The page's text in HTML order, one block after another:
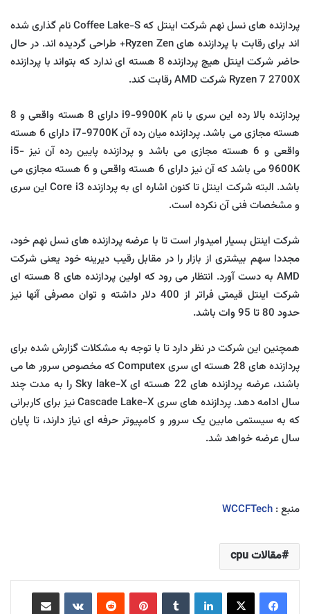
پردازنده های نسل نهم شرکت اینتل که Coffee Lake-S نام گذاری شده
اند برای رقابت با پردازنده های Ryzen Zen+ طراحی گردیده اند. در حال
حاضر شرکت اینتل هیچ پردازنده 8 هسته ای ندارد که بتواند با پردازنده
Ryzen 7 2700X شرکت AMD رقابت کند.
پردازنده بالا رده این سری با نام i9-9900K دارای 8 هسته واقعی و 8
هسته مجازی می باشد. پردازنده میان رده آن i7-9700K دارای 6 هسته
واقعی و 6 هسته مجازی می باشد و پردازنده پایین رده آن نیز i5-
9600K می باشد که آن نیز دارای 6 هسته واقعی و 6 هسته مجازی می
باشد. البته شرکت اینتل تا کنون اشاره ای به پردازنده Core i3 این سری
و مشخصات فنی آن نکرده است.
شرکت اینتل بسیار امیدوار است تا با عرضه پردازنده های نسل نهم خود،
مجددا سهم بیشتری از بازار را در مقابل رقیب دیرینه خود یعنی شرکت
AMD به دست آورد. انتظار می رود که اولین پردازنده های 8 هسته ای
شرکت اینتل قیمتی فراتر از 400 دلار داشته و توان مصرفی آنها نیز
حدود 80 تا 95 وات باشد.
همچنین این شرکت در نظر دارد تا با توجه به مشکلات گزارش شده برای
پردازنده های 28 هسته ای سری Computex که مخصوص سرور ها می
باشند، عرضه پردازنده های 22 هسته ای Sky lake-X را به مدت چند
سال ادامه دهد. پردازنده های سری Cascade Lake-X نیز برای کاربرانی
که به سیستمی مابین یک سرور و کامپیوتر حرفه ای نیاز دارند، تا پایان
سال عرضه خواهد شد.
منبع : WCCFTech
مقالات cpu
لینکدین ‫پین‌ترست ‫رددیت